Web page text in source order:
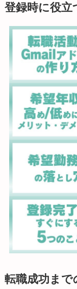
登録時に役立
転職成功まで